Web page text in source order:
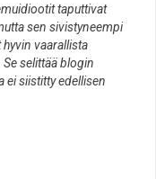
taputtivat
sen sivistyneempi
vaarallista
selittää blogin
ei siistitty edellisen